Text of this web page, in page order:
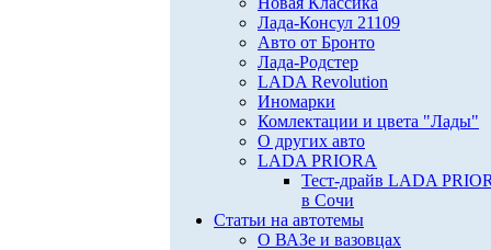
Лада-Консул 21109
Авто от Бронто
Лада-Родстер
LADA Revolution
Иномарки
Комлектации и цвета "Лады"
О других авто
LADA PRIORA
Тест-драйв LADA
в Сочи
Статьи на автотемы
О ВАЗе и вазовцах